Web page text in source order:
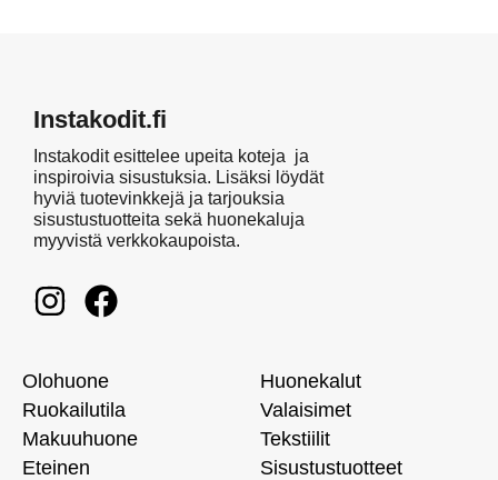
Instakodit.fi
Instakodit esittelee upeita koteja ja
inspiroivia sisustuksia. Lisäksi löydät
hyviä tuotevinkkejä ja tarjouksia
sisustustuotteita sekä huonekaluja
myyvistä verkkokaupoista.
Olohuone
Ruokailutila
Makuuhuone
Eteinen
Huonekalut
Valaisimet
Tekstiilit
Sisustustuotteet